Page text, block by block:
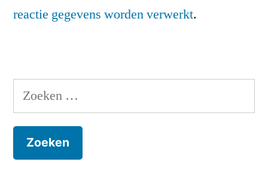
reactie gegevens worden verwerkt.
Zoeken
naar: